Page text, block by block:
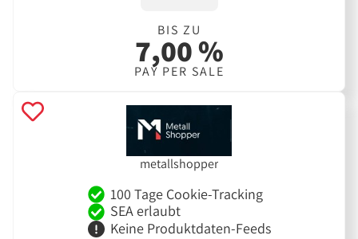
BIS ZU
7,00 %
PAY PER SALE
metallshopper
100 Tage Cookie-Tracking
SEA erlaubt
Keine Produktdaten-Feeds